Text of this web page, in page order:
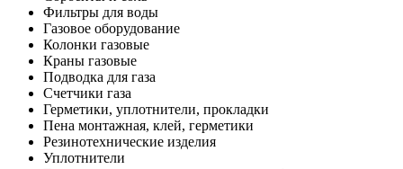
Фильтры для воды
Газовое оборудование
Колонки газовые
Краны газовые
Подводка для газа
Счетчики газа
Герметики, уплотнители, прокладки
Пена монтажная, клей, герметики
Резинотехнические изделия
Уплотнители